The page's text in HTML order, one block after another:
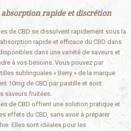
rapide et discrétion
de CBD se dissolvent rapidement sous la
rapide et efficace du CBD dans
dans une variété de saveurs et
à vos besoins. Vous pouvez par
sublinguales « Berry » de la marque
10mg de CBD par pastille et sont
saveurs fruitées.
de CBD offrent une solution pratique et
effets du CBD, sans avoir à préparer
Elles sont idéales pour les